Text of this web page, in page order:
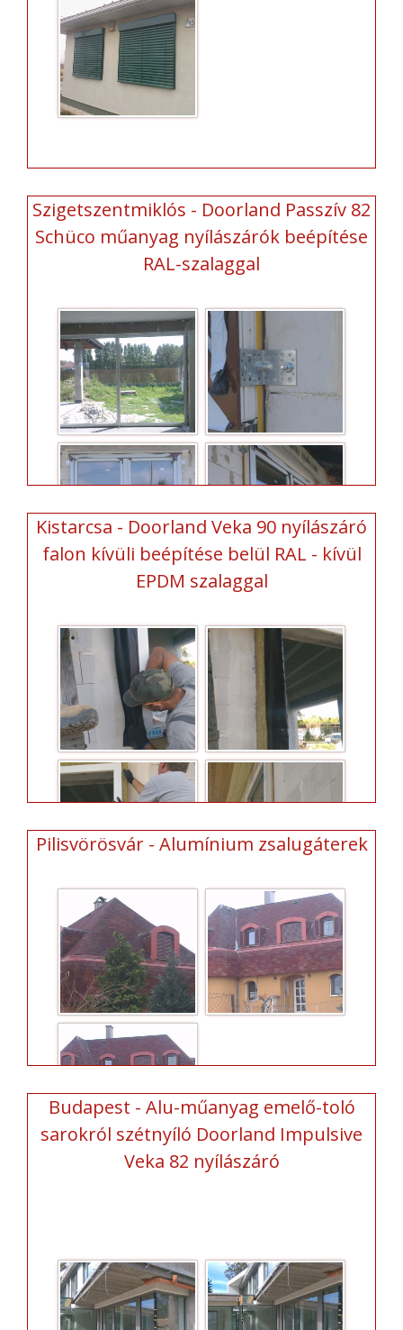
Szigetszentmiklós - Doorland Passzív 82
Schüco műanyag nyílászárók beépítése
RAL-szalaggal
Kistarcsa - Doorland Veka 90 nyílászáró
falon kívüli beépítése belül RAL - kívül
EPDM szalaggal
Pilisvörösvár - Alumínium zsalugáterek
Budapest - Alu-műanyag emelő-toló
sarokról szétnyíló Doorland Impulsive
Veka 82 nyílászáró